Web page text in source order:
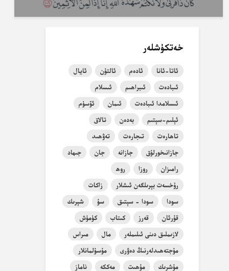
خەتكۈشلەر
ئاتا-ئانا ئادەم ئالتۇن
ئايال
ئىبادەت
ئىبراھىم
ئىسلام
ئىسلامدا ئىبادەت
ئىمان
ئۆسۈم
ئېلىم-سېتىم
بەدەن
تالاق
تاھارەت
تىجارەت
تەۋھىد
جازانىخورلۇق
جازانە جان
جىھاد
رامىزان
روزا
روھ
رۇخسەت بېرىلگەن ئىشلار
زاكات
سودا
سودا - سېتىق سۇ
شېرىك
قۇرئان
قەرز كىتاب
كۈمۈش
لازىملىق دىنى ئىلىملەر
مال
مىراس
مۇجتەھىدلەرنىڭ دەۋرى
مۇسۇلمانلار
مۇشرىك
مۇھىت مەككە
ناماز